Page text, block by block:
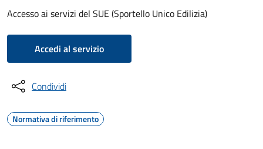
Accesso ai servizi del SUE (Sportello Unico Edilizia)
Accedi al servizio
Condividi
Normativa di riferimento